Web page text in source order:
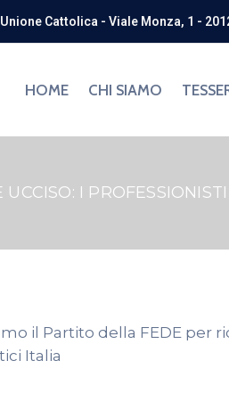
Cattolica - Viale Monza, 1 -
HOME CHI SIAMO
UCCISO: I